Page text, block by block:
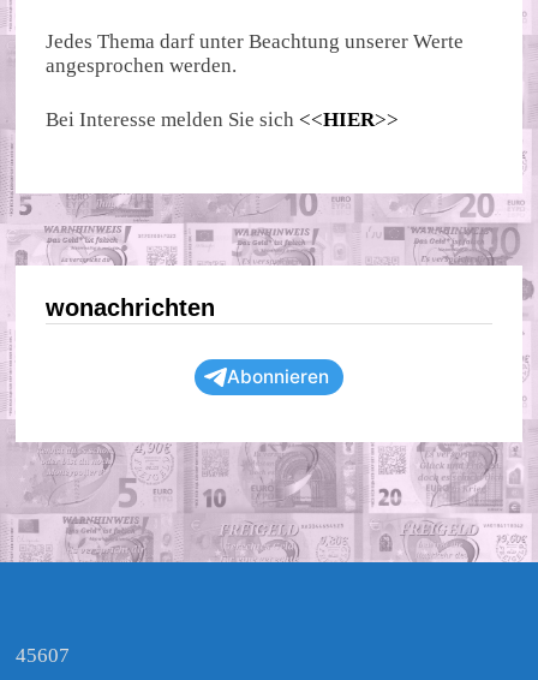
Jedes Thema darf unter Beachtung unserer Werte
angesprochen werden.
Bei Interesse melden Sie sich <<HIER>>
wonachrichten
Abonnieren
45607